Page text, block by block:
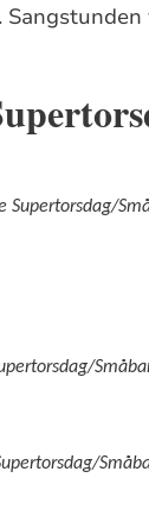
Supertorsdag/